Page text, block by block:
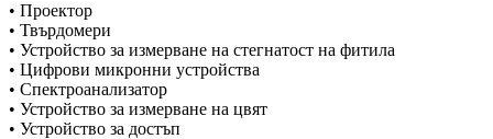
• Проектор
• Твърдомери
• Устройство за измерване на стегнатост на фитила
• Цифрови микронни устройства
• Спектроанализатор
• Устройство за измерване на цвят
• Устройство за достъп